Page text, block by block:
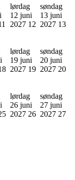
lørdag
12 juni
2027 12
søndag
13 juni
2027 13
lørdag
19 juni
2027 19
søndag
20 juni
2027 20
lørdag
26 juni
2027 26
søndag
27 juni
2027 27